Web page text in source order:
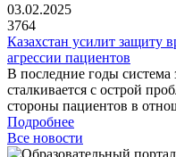
03.02.2025
3764
Казахстан усилит защиту
агрессии пациентов
В последние годы система
сталкивается с острой
стороны пациентов в
Подробнее
Все новости